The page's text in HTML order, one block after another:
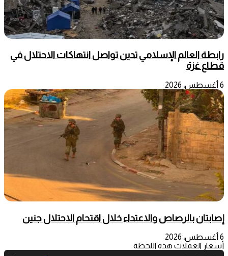
رابطة العالم الإسلامي تدين تواصل انتهاكات الاحتلال في
قطاع غزة
6 أغسطس، 2026
إصابتان بالرصاص والاعتداء خلال اقتحام الاحتلال جنين
6 أغسطس، 2026
أسعار العملات هذه اللحظة